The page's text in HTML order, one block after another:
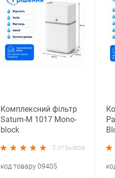
Комплексний фільтр
Saturn-M 1017 Mono-
block
3 отзывов
код товару 09405